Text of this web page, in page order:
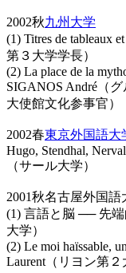
2002秋九州大学
(1) Titres de tableaux
第３大学学長）
(2) La place de la
SIGANOS André（
大使館文化参事官）
2002春東京外国語大
Hugo, Stendhal,
（サール大学）
2001秋名古屋外国語
(1) 言語と脳 ── 先
大学）
(2) Le moi haïssable,
Laurent（リヨン第２